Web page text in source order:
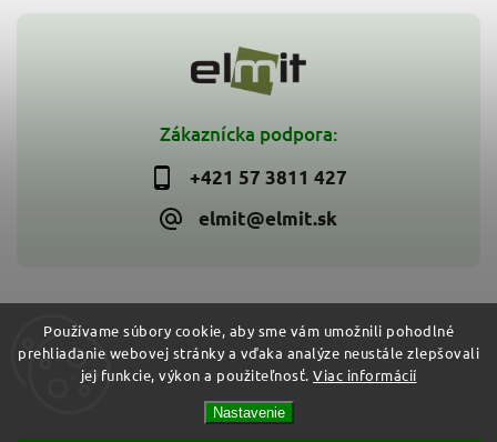
Používame súbory cookie, aby sme vám umožnili pohodlné
prehliadanie webovej stránky a vďaka analýze neustále zlepšovali
jej funkcie, výkon a použiteľnosť. Viac informácií
Nastavenie
Zákaznícka podpora:
+421 57 3811 427
elmit@elmit.sk
Copyright 2026ELMIT - Elektroinštalačný materiál, svietidlá.
Všetky práva vyhradené.
Shoptet| Design